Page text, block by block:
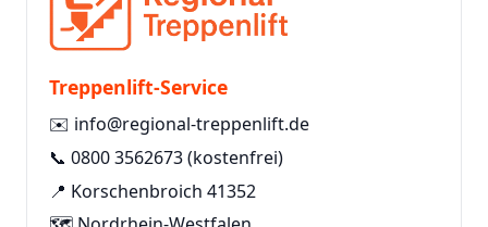
Treppenlift-Service
✉️ info@regional-treppenlift.de
📞 0800 3562673(kostenfrei)
📍 Korschenbroich 41352